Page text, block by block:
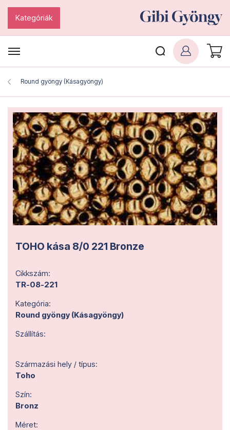
Kategóriák
Round gyöngy (Kásagyöngy)
TOHO kása 8/0 221 Bronze
Cikkszám:
TR-08-221
Kategória:
Round gyöngy (Kásagyöngy)
Szállítás:
Származási hely / típus:
Toho
Szín:
Bronz
Méret: